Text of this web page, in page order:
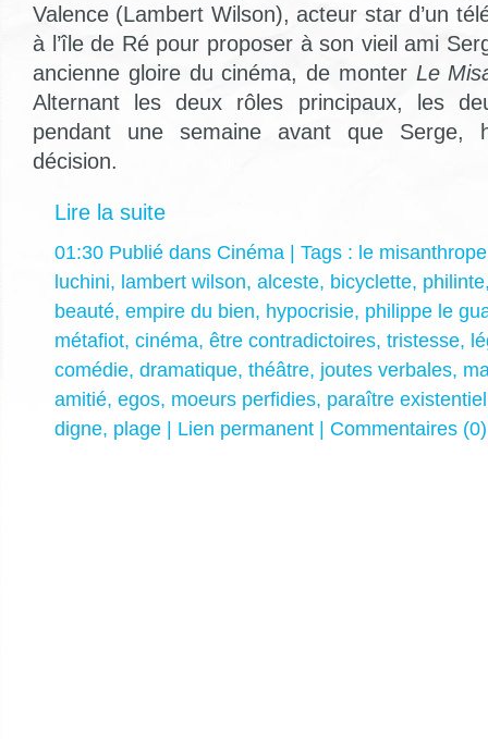
Valence (Lambert Wilson), acteur star d’un
à l’île de Ré pour proposer à son vieil ami
ancienne gloire du cinéma, de monter Le
Alternant les deux rôles principaux, les
pendant une semaine avant que Serge,
décision.
Lire la suite
01:30 Publié dans Cinéma | Tags : le misanthrope
luchini, lambert wilson, alceste, bicyclette, philinte
beauté, empire du bien, hypocrisie, philippe le
métafiot, cinéma, être contradictoires, tristesse,
comédie, dramatique, théâtre, joutes verbales,
amitié, egos, moeurs perfidies, paraître existentiel
digne, plage | Lien permanent | Commentaires (0)